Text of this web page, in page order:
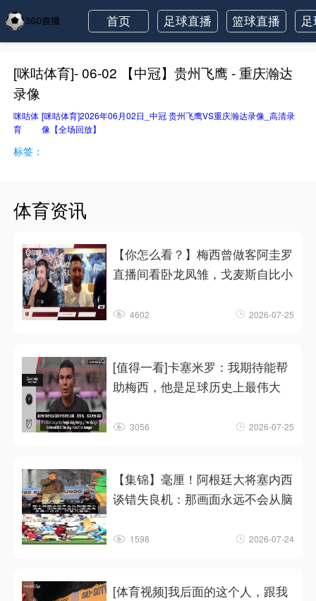
首页 足球直播 篮球直播
[咪咕体育]- 06-02 【中冠】贵州飞鹰 - 重庆瀚达
录像
咪咕体
育
[咪咕体育]2026年06月02日_中冠 贵州飞鹰VS重庆瀚达录像_高清录
像【全场回放】
标签：
体育资讯
【你怎么看？】梅西曾做客阿圭罗
直播间看卧龙凤雏，戈麦斯自比小
4602 2026-07-25
[值得一看]卡塞米罗：我期待能帮
助梅西，他是足球历史上最伟大
3056 2026-07-25
【集锦】毫厘！阿根廷大将塞内西
谈错失良机：那画面永远不会从脑
1598 2026-07-24
[体育视频]我后面的这个人，跟我